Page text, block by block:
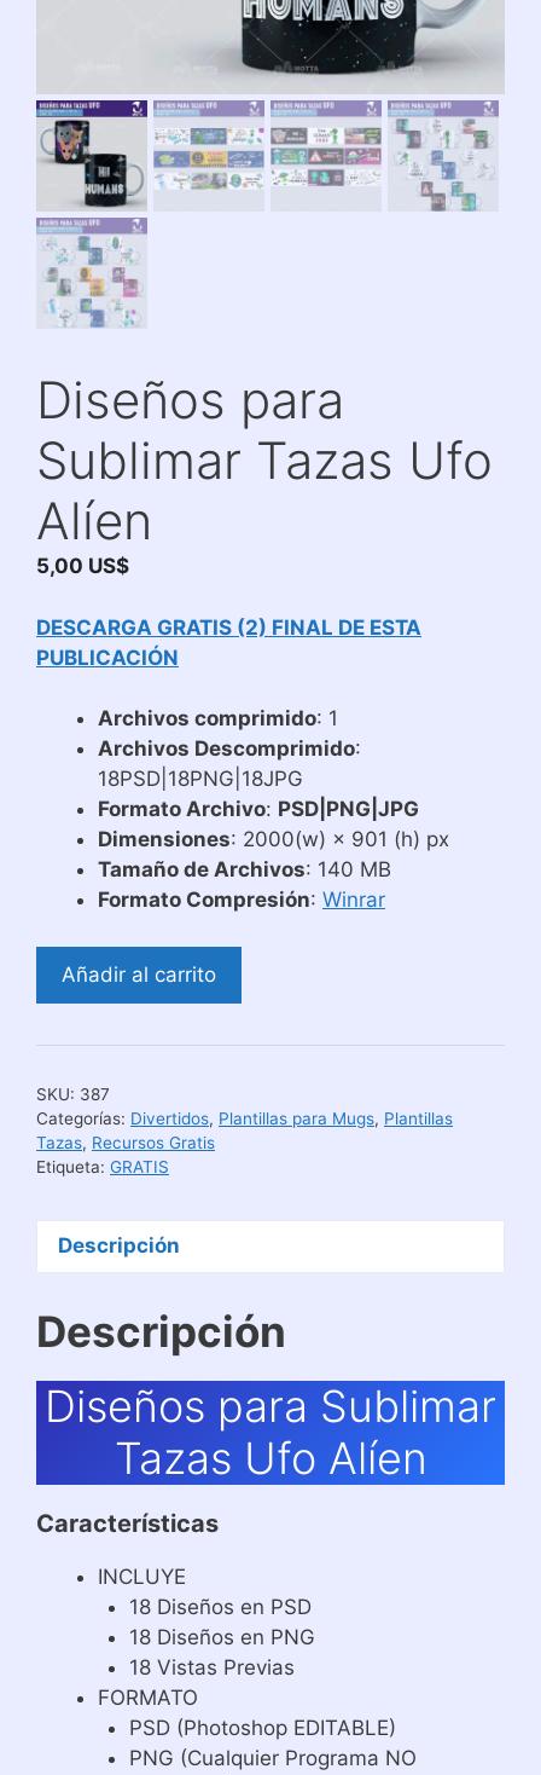
Diseños para
Sublimar Tazas Ufo
Alíen
5,00 US$
DESCARGA GRATIS (2) FINAL DE ESTA
PUBLICACIÓN
Archivos comprimido: 1
Archivos Descomprimido:
18PSD|18PNG|18JPG
Formato Archivo: PSD|PNG|JPG
Dimensiones: 2000(w) × 901 (h) px
Tamaño de Archivos: 140 MB
Formato Compresión: Winrar
para
Tazas
Alíen
cantidad
Añadir al carrito
SKU: 387
Categorías: Divertidos, Plantillas para Mugs, Plantillas
Tazas, Recursos Gratis
Etiqueta: GRATIS
Descripción
Descripción
Diseños para Sublimar
Tazas Ufo Alíen
Características
INCLUYE
18 Diseños en PSD
18 Diseños en PNG
18 Vistas Previas
FORMATO
PSD (Photoshop EDITABLE)
PNG (Cualquier Programa NO